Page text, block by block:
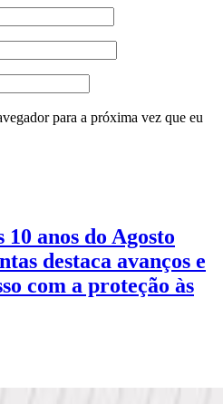
para a próxima vez que eu
anos do Agosto
destaca avanços e
com a proteção às